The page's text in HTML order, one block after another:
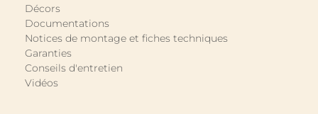
Décors
Documentations
Notices de montage et fiches techniques
Garanties
Conseils d'entretien
Vidéos